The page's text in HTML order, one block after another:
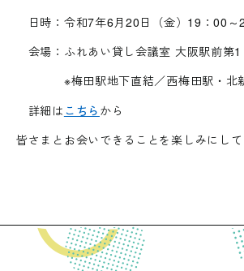
日時：令和7年6月20日（金）19：00～
会場：ふれあい貸し会議室 大阪駅前第1
※梅田駅地下直結／西梅田駅・北新
詳細は こちら から
皆さまとお会いできることを楽しみにして